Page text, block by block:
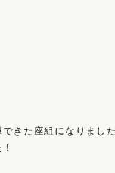
きた座組になりまし